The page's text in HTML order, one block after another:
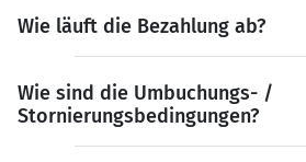
Wie läuft die Bezahlung ab?
Wie sind die Umbuchungs- /
Stornierungsbedingungen?